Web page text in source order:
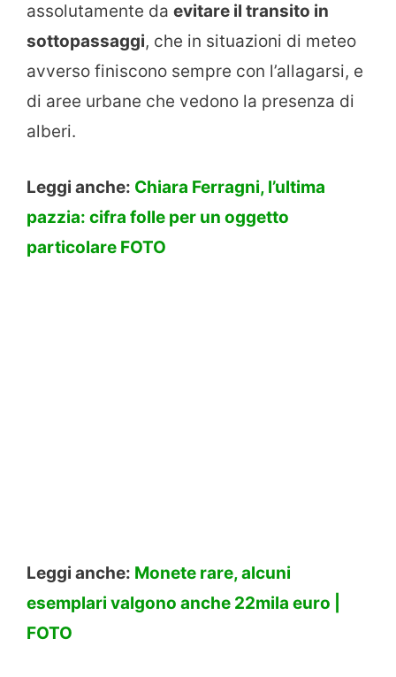
assolutamente da evitare il transito in
sottopassaggi, che in situazioni di meteo
avverso finiscono sempre con l’allagarsi, e
di aree urbane che vedono la presenza di
alberi.
Leggi anche: Chiara Ferragni, l’ultima
pazzia: cifra folle per un oggetto
particolare FOTO
Leggi anche: Monete rare, alcuni
esemplari valgono anche 22mila euro |
FOTO